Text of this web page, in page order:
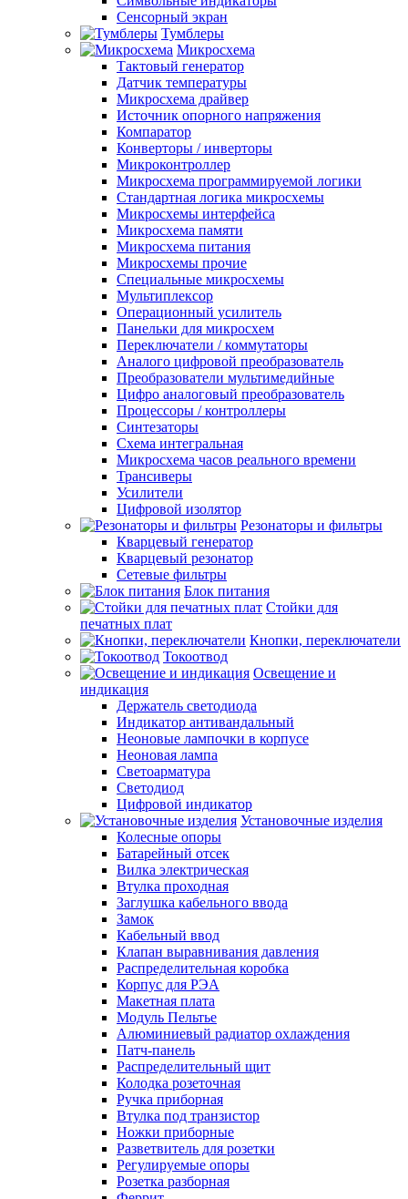
Сенсорный экран
Тумблеры
Микросхема
Тактовый генератор
Датчик температуры
Микросхема драйвер
Источник опорного напряжения
Компаратор
Конверторы / инверторы
Микроконтроллер
Микросхема программируемой логики
Стандартная логика микросхемы
Микросхемы интерфейса
Микросхема памяти
Микросхема питания
Микросхемы прочие
Специальные микросхемы
Мультиплексор
Операционный усилитель
Панельки для микросхем
Переключатели / коммутаторы
Аналого цифровой преобразователь
Преобразователи мультимедийные
Цифро аналоговый преобразователь
Процессоры / контроллеры
Синтезаторы
Схема интегральная
Микросхема часов реального времени
Трансиверы
Усилители
Цифровой изолятор
Резонаторы и фильтры
Кварцевый генератор
Кварцевый резонатор
Сетевые фильтры
Блок питания
Стойки для
печатных плат
Кнопки, переключатели
Токоотвод
Освещение и
индикация
Держатель светодиода
Индикатор антивандальный
Неоновые лампочки в корпусе
Неоновая лампа
Светоарматура
Светодиод
Цифровой индикатор
Установочные изделия
Колесные опоры
Батарейный отсек
Вилка электрическая
Втулка проходная
Заглушка кабельного ввода
Замок
Кабельный ввод
Клапан выравнивания давления
Распределительная коробка
Корпус для РЭА
Макетная плата
Модуль Пельтье
Алюминиевый радиатор охлаждения
Патч-панель
Распределительный щит
Колодка розеточная
Ручка приборная
Втулка под транзистор
Ножки приборные
Разветвитель для розетки
Регулируемые опоры
Розетка разборная